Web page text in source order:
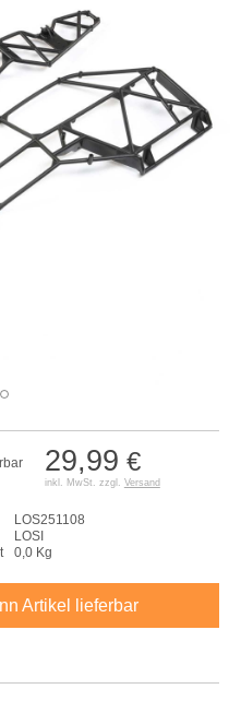
29,99 €
inkl. MwSt. zzgl. Versand
LOS251108
LOSI
0,0 Kg
Artikel lieferbar